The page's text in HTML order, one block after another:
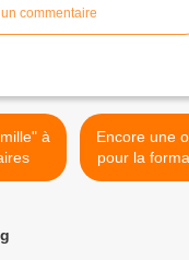
commentaire
Encore une
pour la